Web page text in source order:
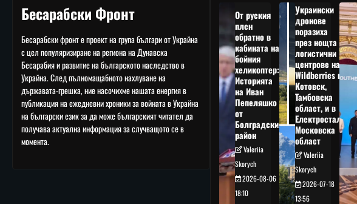
Бесарабски Фронт
Бесарабски фронт е проект на група българи от Украйна
с цел популяризиране на региона на Дунавска
Бесарабия и развитие на българското наследство в
Украйна. След пълномащабното нахлуване на
държавата-грешка, ние насочихме нашата енергия в
публикация на ежедневни хроники за войната в Украйна
на български език за да може българският читател да
получава актуална информация за случващото се в
момента.
От руския
плен
обратно в
кабината на
бойния
хеликоптер:
Историята
на Иван
Пепеляшко
от
Болградския
район
Valeriia
Skorych
2026-08-06
18:10
Украински
дронове
поразиха
през нощта
логистични
центрове на
Wildberries в
Котовск,
Тамбовска
област, и в
Електростал,
Московска
област
Valeriia
Skorych
2026-07-18
13:56